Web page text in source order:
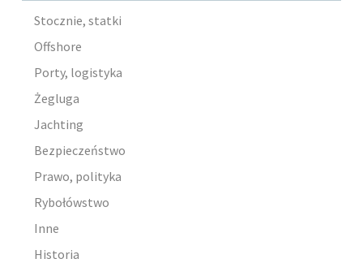
Stocznie, statki
Offshore
Porty, logistyka
Żegluga
Jachting
Bezpieczeństwo
Prawo, polityka
Rybołówstwo
Inne
Historia